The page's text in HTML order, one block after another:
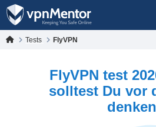
Tests FlyVPN
FlyVPN test
solltest Du vor
denken